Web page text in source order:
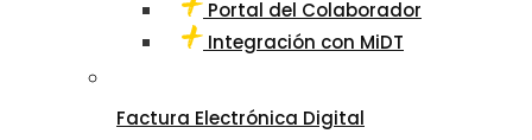
Portal del Colaborador
Integración con MiDT
Factura Electrónica Digital